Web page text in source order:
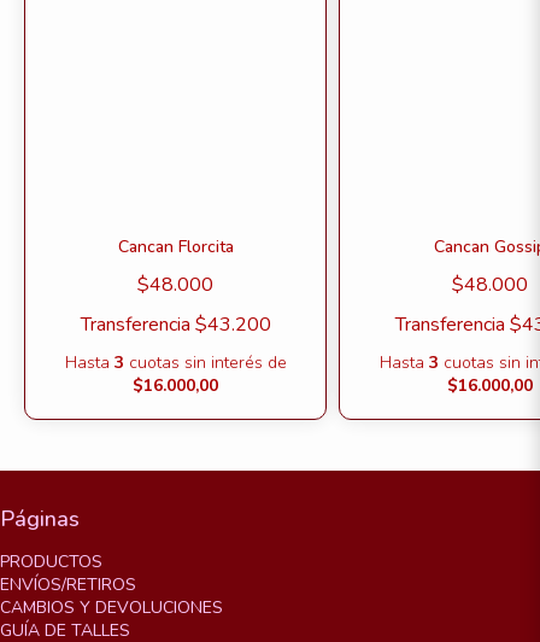
Cancan Florcita
$48.000
Transferencia $43.200
Hasta 3 cuotas sin interés de
$16.000,00
Cancan
$48.000
Transferencia
Hasta 3 cuotas sin
$16.000,00
Páginas
PRODUCTOS
ENVÍOS/RETIROS
CAMBIOS Y DEVOLUCIONES
GUÍA DE TALLES